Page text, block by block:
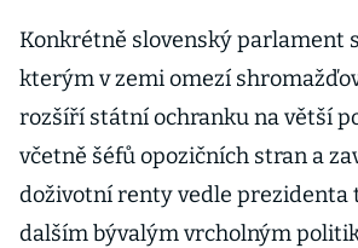
Konkrétně slovenský parlament
kterým v zemi omezí
rozšíří státní ochranku na větší
včetně šéfů opozičních stran a
doživotní renty vedle prezidenta
dalším bývalým vrcholným